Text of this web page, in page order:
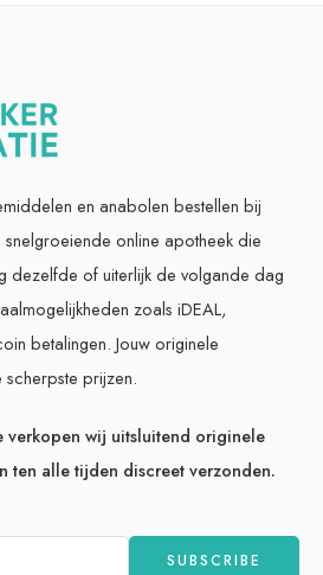
en anabolen bestellen bij
online apotheek die
dezelfde of uiterlijk de volgande dag
zoals iDEAL,
betalingen. Jouw originele
prijzen.
verkopen wij uitsluitend originele
ten alle tijden discreet verzonden.